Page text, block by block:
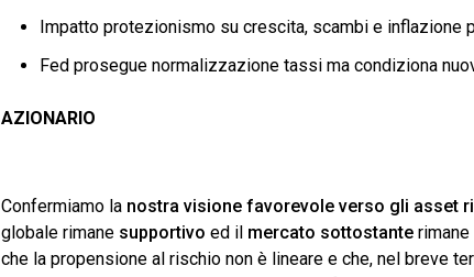
Impatto protezionismo su crescita, scambi e inflazione
Fed prosegue normalizzazione tassi ma condiziona
AZIONARIO
Confermiamo la nostra visione favorevole verso gli asset
globale rimane supportivo ed il mercato sottostante
che la propensione al rischio non è lineare e che, nel breve